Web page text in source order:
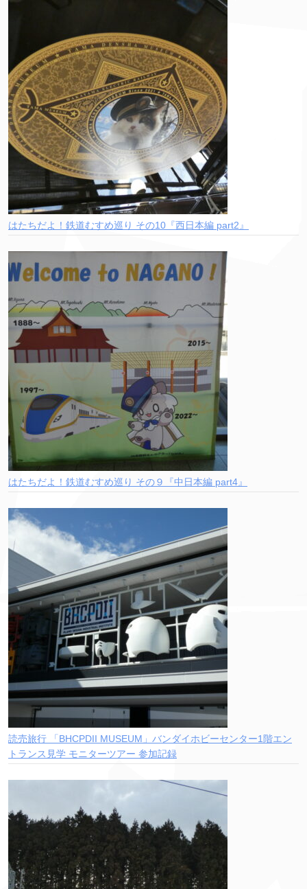
はたちだよ！鉄道むすめ巡り その10『西日本編 part2』
はたちだよ！鉄道むすめ巡り その９『中日本編 part4』
読売旅行 「BHCPDII MUSEUM」バンダイホビーセンター1階エン
トランス見学 モニターツアー 参加記録